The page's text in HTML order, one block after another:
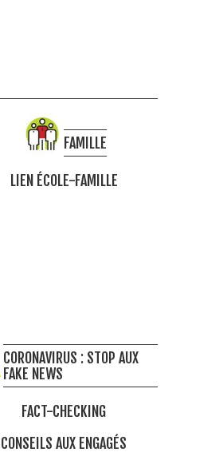
FAMILLE
LIEN ÉCOLE-FAMILLE
CORONAVIRUS : STOP AUX
FAKE NEWS
FACT-CHECKING
CONSEILS AUX ENGAGÉS